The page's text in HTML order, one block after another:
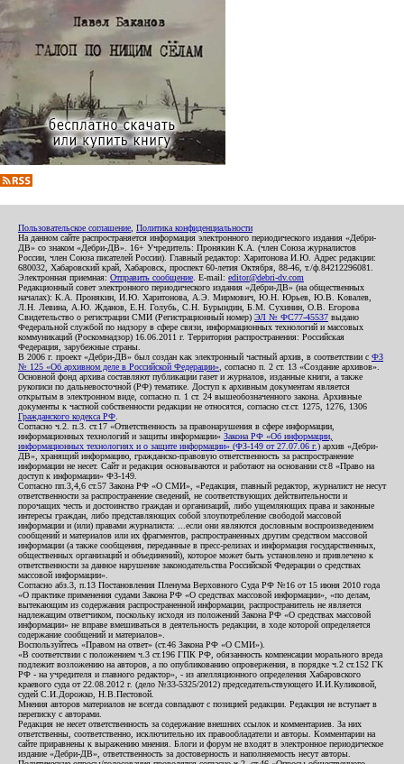
Пользовательское соглашение Политика конфиденциальности
На данном сайте распространяется информация электронного периодического издания «Дебри-
ДВ» со знаком «Дебри-ДВ». 16+ Учредитель: Пронякин К.А. (член Союза журналистов
России, член Союза писателей России). Главный редактор: Харитонова И.Ю. Адрес редакции:
680032, Хабаровский край, Хабаровск, проспект 60-летия Октября, 88-46, т./ф.84212296081.
Электронная приемная: Отправить сообщение . E-mail: editor@debri-dv.com
Редакционный совет электронного периодического издания «Дебри-ДВ» (на общественных
началах): К.А. Пронякин, И.Ю. Харитонова, А.Э. Мирмович, Ю.Н. Юрьев, Ю.В. Ковалев,
Л.Н. Левина, А.Ю. Жданов, Е.Н. Голубь, С.Н. Бурындин, Б.М. Сухинин, О.В. Егорова
Свидетельство о регистрации СМИ (Регистрационный номер) ЭЛ № ФС77-45537 выдано
Федеральной службой по надзору в сфере связи, информационных технологий и массовых
коммуникаций (Роскомнадзор) 16.06.2011 г. Территория распространения: Российская
Федерация, зарубежные страны.
В 2006 г. проект «Дебри-ДВ» был создан как электронный частный архив, в соответствии с ФЗ
№ 125 «Об архивном деле в Российской Федерации» , согласно п. 2 ст. 13 «Создание архивов».
Основной фонд архива составляют публикации газет и журналов, изданные книги, а также
рукописи по дальневосточной (РФ) тематике. Доступ к архивным документам является
открытым в электронном виде, согласно п. 1 ст. 24 вышеобозначенного закона. Архивные
документы к частной собственности редакции не относятся, согласно ст.ст. 1275, 1276, 1306
Гражданского кодекса РФ
Согласно ч.2. п.3. ст.17 «Ответственность за правонарушения в сфере информации,
информационных технологий и защиты информации» Закона РФ «Об информации,
информационных технологиях и о защите информации» (ФЗ-149 от 27.07.06 г.) архив «Дебри-
ДВ», хранящий информацию, гражданско-правовую ответственность за распространение
информации не несет. Сайт и редакция основываются и работают на основании ст.8 «Право на
доступ к информации» ФЗ-149.
Согласно пп.3,4,6 ст.57 Закона РФ «О СМИ», «Редакция, главный редактор, журналист не несут
ответственности за распространение сведений, не соответствующих действительности и
порочащих честь и достоинство граждан и организаций, либо ущемляющих права и законные
интересы граждан, либо представляющих собой злоупотребление свободой массовой
информации и (или) правами журналиста: ...если они являются дословным воспроизведением
сообщений и материалов или их фрагментов, распространенных другим средством массовой
информации (а также сообщения, переданные в пресс-релизах и информация государственных,
общественных организаций и объединений), которое может быть установлено и привлечено к
ответственности за данное нарушение законодательства Российской Федерации о средствах
массовой информации».
Согласно абз.3, п.13 Постановления Пленума Верховного Суда РФ №16 от 15 июня 2010 года
«О практике применения судами Закона РФ «О средствах массовой информации», «по делам,
вытекающим из содержания распространенной информации, распространитель не является
надлежащим ответчиком, поскольку исходя из положений Закона РФ «О средствах массовой
информации» не вправе вмешиваться в деятельность редакции, в ходе которой определяется
содержание сообщений и материалов».
Воспользуйтесь «Правом на ответ» (ст.46 Закона РФ «О СМИ»).
«В соответствии с положением ч.3 ст.196 ГПК РФ, обязанность компенсации морального вреда
подлежит возложению на авторов, а по опубликованию опровержения, в порядке ч.2 ст.152 ГК
РФ - на учредителя и главного редактор», - из апелляционного определения Хабаровского
краевого суда от 22.08.2012 г. (дело №33-5325/2012) председательствующего И.И.Куликовой,
судей С.И.Дорожко, Н.В.Пестовой.
Мнения авторов материалов не всегда совпадают с позицией редакции. Редакция не вступает в
переписку с авторами.
Редакция не несет ответственность за содержание внешних ссылок и комментариев. За них
ответственны, соответственно, исключительно их правообладатели и авторы. Комментарии на
сайте приравнены к выражению мнения. Блоги и форум не входят в электронное периодическое
издание «Дебри-ДВ», ответственность за достоверность и наполняемость несут авторы.